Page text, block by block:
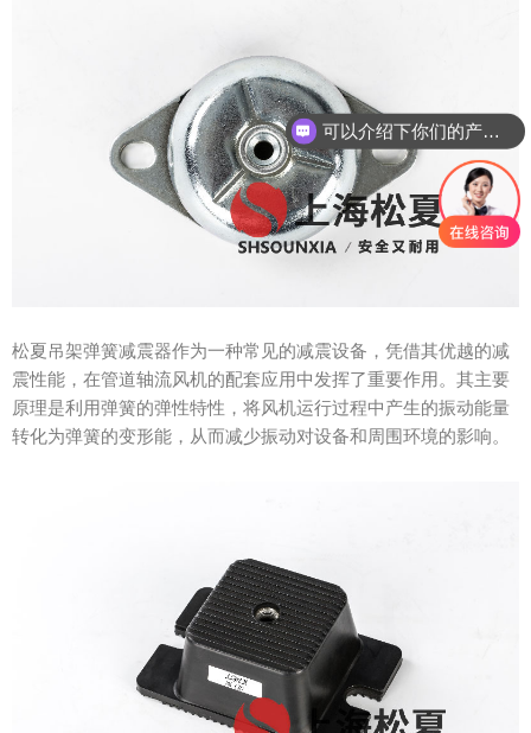
松夏吊架弹簧减震器作为一种常见的减震设备，凭借其优越的减
震性能，在管道轴流风机的配套应用中发挥了重要作用。其主要
原理是利用弹簧的弹性特性，将风机运行过程中产生的振动能量
转化为弹簧的变形能，从而减少振动对设备和周围环境的影响。
可以介绍下你们的产品么？